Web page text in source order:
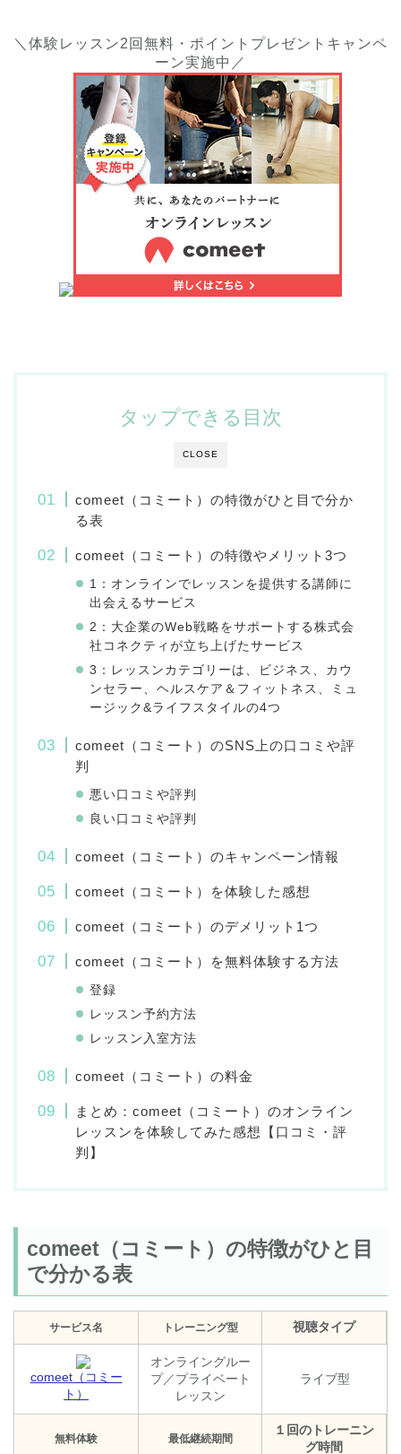
＼体験レッスン2回無料・ポイントプレゼントキャンペ
ーン実施中／
CLOSE
タップできる目次
comeet（コミート）の特徴がひと目で分か
る表
comeet（コミート）の特徴やメリット3つ
1：オンラインでレッスンを提供する講師に
出会えるサービス
2：大企業のWeb戦略をサポートする株式会
社コネクティが立ち上げたサービス
3：レッスンカテゴリーは、ビジネス、カウ
ンセラー、ヘルスケア＆フィットネス、ミュ
ージック&ライフスタイルの4つ
comeet（コミート）のSNS上の口コミや評
判
悪い口コミや評判
良い口コミや評判
comeet（コミート）のキャンペーン情報
comeet（コミート）を体験した感想
comeet（コミート）のデメリット1つ
comeet（コミート）を無料体験する方法
登録
レッスン予約方法
レッスン入室方法
comeet（コミート）の料金
まとめ：comeet（コミート）のオンライン
レッスンを体験してみた感想【口コミ・評
判】
comeet（コミート）の特徴がひと目
で分かる表
サービス名 トレーニング型 視聴タイプ
comeet（コミー
ト）
オンライングルー
プ／プライベート
レッスン
ライブ型
無料体験 最低継続期間
１回のトレーニン
グ時間